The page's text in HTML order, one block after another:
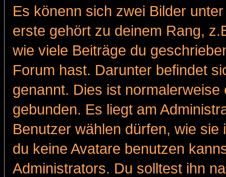
Es könenn sich zwei Bilder
erste gehört zu deinem Rang,
wie viele Beiträge du
Forum hast. Darunter befindet
genannt. Dies ist
gebunden. Es liegt am
Benutzer wählen dürfen, wie
du keine Avatare benutzen
Administrators. Du solltest ihn